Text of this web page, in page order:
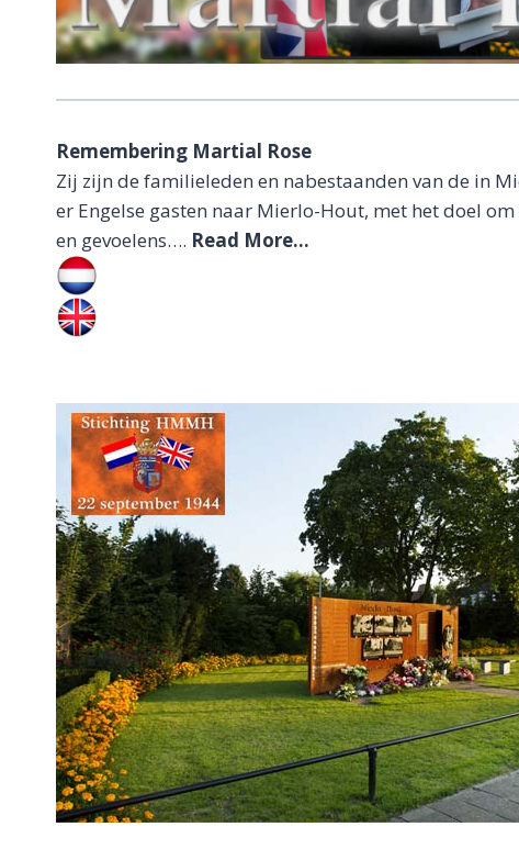
Remembering Martial Rose
Zij zijn de familieleden en nabestaanden van de in
er Engelse gasten naar Mierlo-Hout, met het doel
en gevoelens…. Read More…